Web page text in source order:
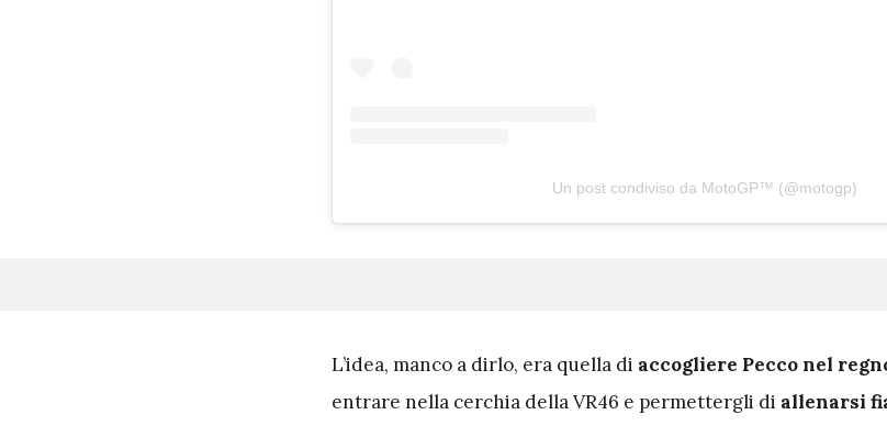
Un post condiviso da MotoGP™ (@motogp)
L’idea, manco a dirlo, era quella di accogliere Pecco nel
entrare nella cerchia della VR46 e permettergli di allenarsi